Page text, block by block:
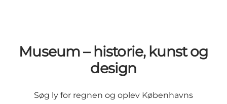
Museum – historie, kunst og
design
Søg ly for regnen og oplev Københavns